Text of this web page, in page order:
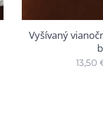
Vyšívaný
13,50